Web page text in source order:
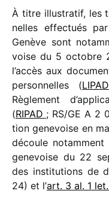
À titre illus­tra­tif, les
nelles effec­tués
Genève sont
voise du 5 octobre
l’accès aux
person­nelles (LIPAD
Règlement
(RIPAD ; RS/​GE A 2
tion gene­voise en
découle
gene­voise du 22
des insti­tu­tions de
24) et l’art. 3 al. 1